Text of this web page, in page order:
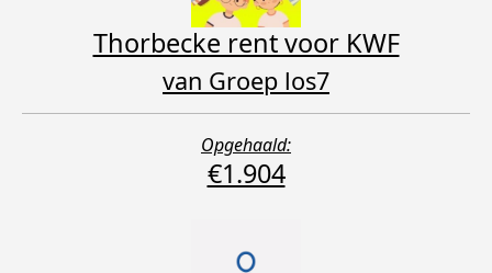
Thorbecke rent voor KWF
van Groep los7
Opgehaald:
€1.904